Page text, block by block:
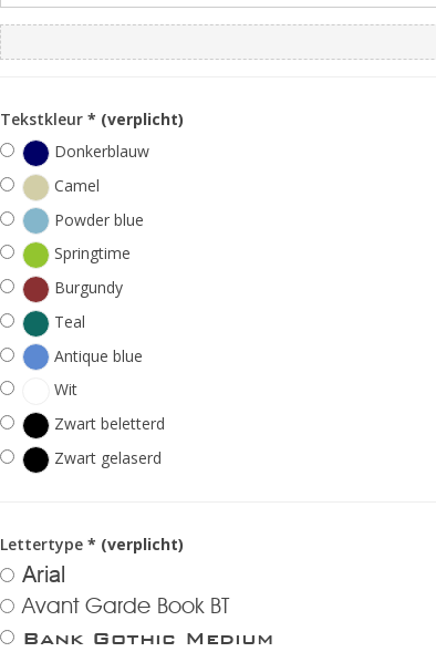
Tekstkleur * (verplicht)
Donkerblauw
Camel
Powder blue
Springtime
Burgundy
Teal
Antique blue
Wit
Zwart beletterd
Zwart gelaserd
Lettertype * (verplicht)
Arial
Avant Garde Book BT
Bank Gothic Medium